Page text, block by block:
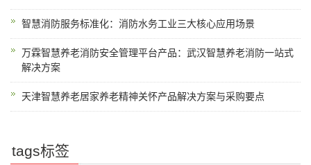
智慧消防服务标准化：消防水务工业三大核心应用场景
万霖智慧养老消防安全管理平台产品：武汉智慧养老消防一站式
解决方案
天津智慧养老居家养老精神关怀产品解决方案与采购要点
tags标签